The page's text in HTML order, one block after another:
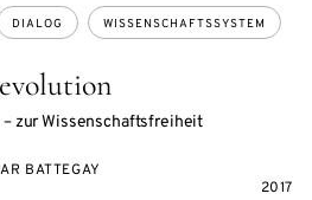
zur Wissenschaftsfreiheit
DIALOG WISSENSCHAFTSSYSTEM
BATTEGAY
2017